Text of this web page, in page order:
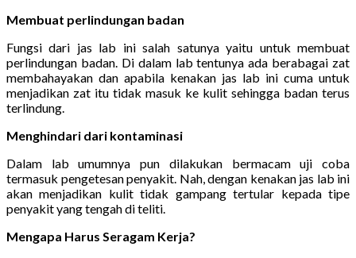
Membuat perlindungan badan
Fungsi dari jas lab ini salah satunya yaitu untuk membuat
perlindungan badan. Di dalam lab tentunya ada berabagai zat
membahayakan dan apabila kenakan jas lab ini cuma untuk
menjadikan zat itu tidak masuk ke kulit sehingga badan terus
terlindung.
Menghindari dari kontaminasi
Dalam lab umumnya pun dilakukan bermacam uji coba
termasuk pengetesan penyakit. Nah, dengan kenakan jas lab ini
akan menjadikan kulit tidak gampang tertular kepada tipe
penyakit yang tengah di teliti.
Mengapa Harus Seragam Kerja?